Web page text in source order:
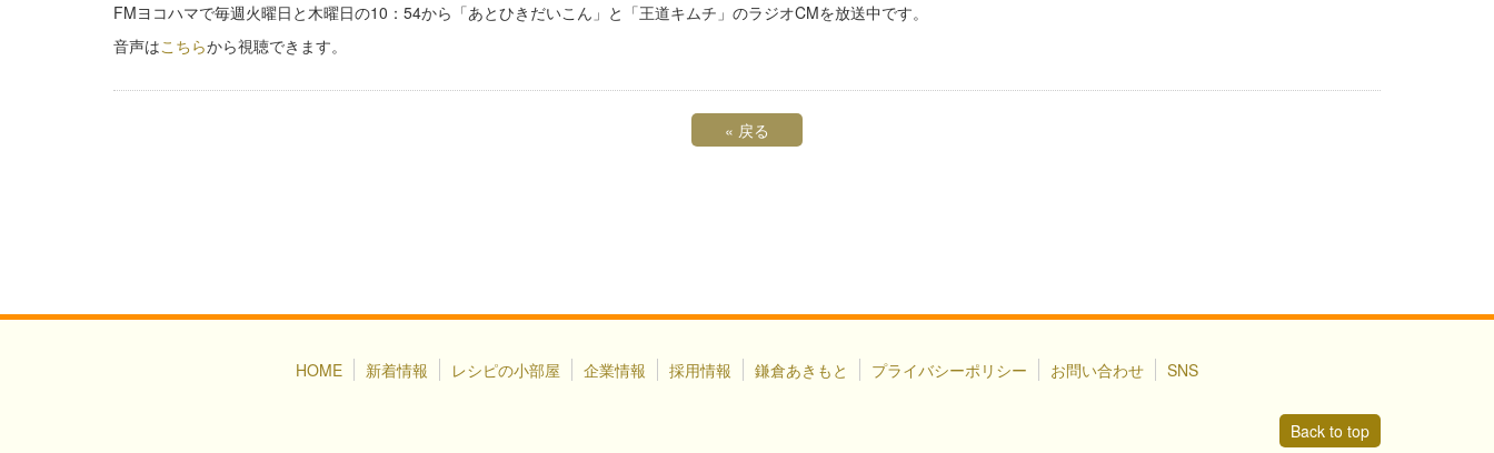
FMヨコハマで毎週火曜日と木曜日の10：54から「あとひきだいこん」と「王道キムチ」のラジオCMを放送中です。
音声はこちらから視聴できます。
« 戻る
HOME 新着情報 レシピの小部屋 企業情報 採用情報 鎌倉あきもと プライバシーポリシー お問い合わせ SNS
Back to top